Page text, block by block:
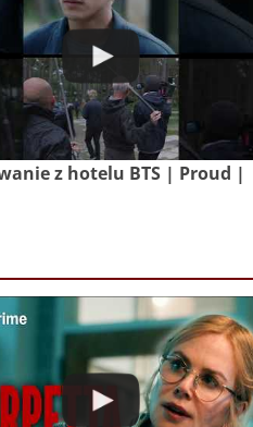
z hotelu BTS | Proud |